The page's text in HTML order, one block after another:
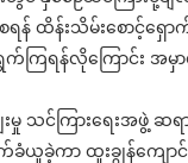
န်းသိမ်းစောင့်ရှောက်ရ
ရန်လိုကြောင်း အမှာစ
သင်ကြားရေးအဖွဲ့ ဆရ
ခဲ့ကာ ထူးချွန်ကျောင်